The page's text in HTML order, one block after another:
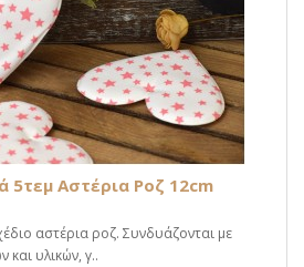
5τεμ Αστέρια Ροζ 12cm
αστέρια ροζ. Συνδυάζονται με
και υλικών, γ..